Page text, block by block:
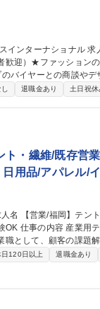
ナル 求人名 【東京/原宿駅】企画
）★ファッションのODM/
バイヤーとの商談やデ
ら生産を進行します。
いるので、残業も少な
知識やスキルを実践し
や海外輸入の生産管理
訪問して頂きます。工
に行っていただきます。 募集
維商社出身者歓迎）★フ
退職金あり 土日祝休
ト・繊維/既存営
日用品/アパレル/
ャッター
職として、顧客の課題
らスタートし、経験を
既存顧客を中心に、イ
エアコン効率を高める
などの産業用繊維製品
合わせた素材選定や提
日120日以上 退職金あり